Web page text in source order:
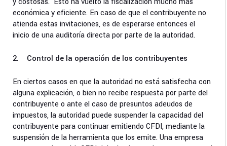
económica y eficiente. En caso de que el contribuyente no
atienda estas invitaciones, es de esperarse entonces el
inicio de una auditoría directa por parte de la autoridad.
2. Control de la operación de los contribuyentes
En ciertos casos en que la autoridad no está satisfecha con
alguna explicación, o bien no recibe respuesta por parte del
contribuyente o ante el caso de presuntos adeudos de
impuestos, la autoridad puede suspender la capacidad del
contribuyente para continuar emitiendo CFDI, mediante la
suspensión de la herramienta que los emite. Una empresa